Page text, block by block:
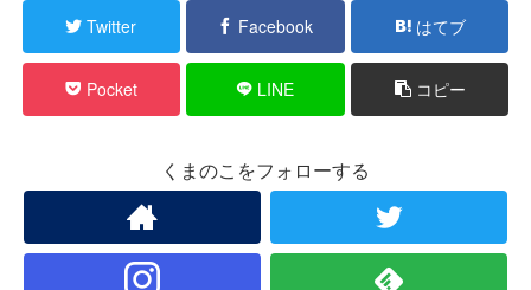
Twitter Facebook はてブ
Pocket LINE コピー
くまのこをフォローする